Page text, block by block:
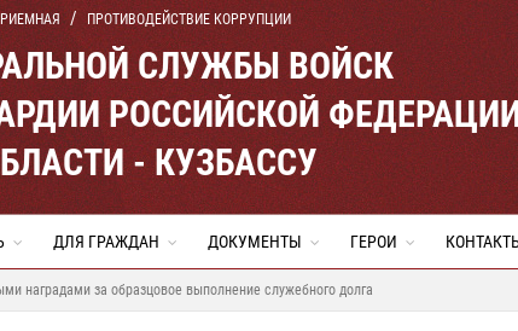
ПРОТИВОДЕЙСТВИЕ КОРРУПЦИИ
СЛУЖБЫ ВОЙСК
РОССИЙСКОЙ
- КУЗБАССУ
ДЛЯ ГРАЖДАН ДОКУМЕНТЫ ГЕРОИ
наградами за образцовое выполнение служебного долга